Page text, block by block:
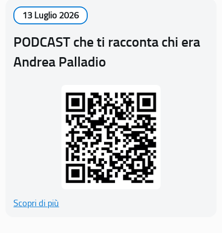
13 Luglio 2026
PODCAST che ti racconta chi era
Andrea Palladio
Scopri di più